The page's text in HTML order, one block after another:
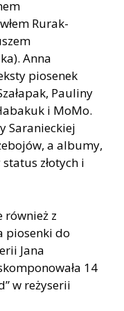
Rurak-
Anna
piosenek
Pauliny
i MoMo.
Saranieckiej
a albumy,
złotych i
również z
piosenki do
Jana
14
w reżyserii